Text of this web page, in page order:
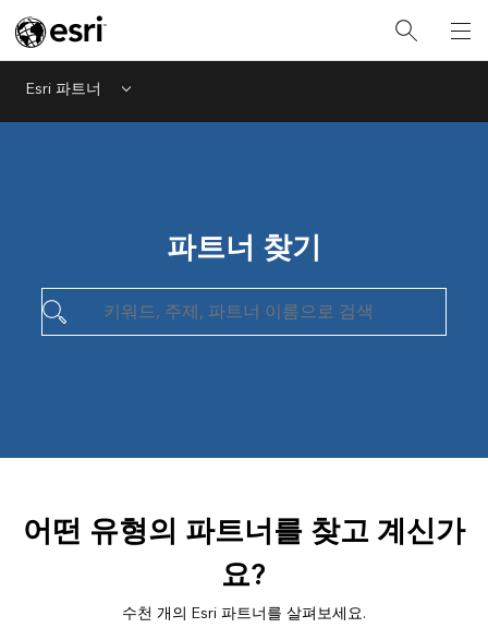
Esri 파트너 Menu
파트너 찾기
어떤 유형의 파트너를 찾고 계신가
요?
수천 개의 Esri 파트너를 살펴보세요.